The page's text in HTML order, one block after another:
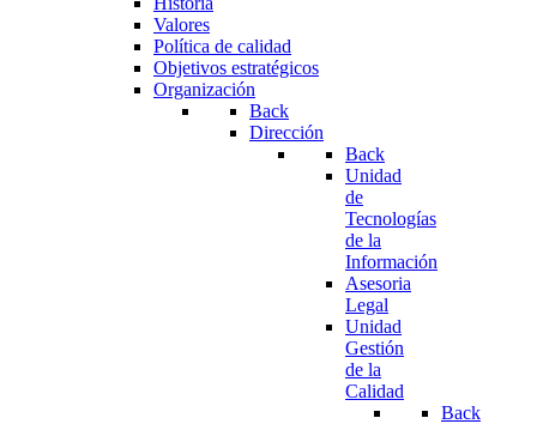
Valores
Política de calidad
Objetivos estratégicos
Organización
Back
Dirección
Back
Unidad
de
Tecnologías
de la
Información
Asesoria
Legal
Unidad
Gestión
de la
Calidad
Back